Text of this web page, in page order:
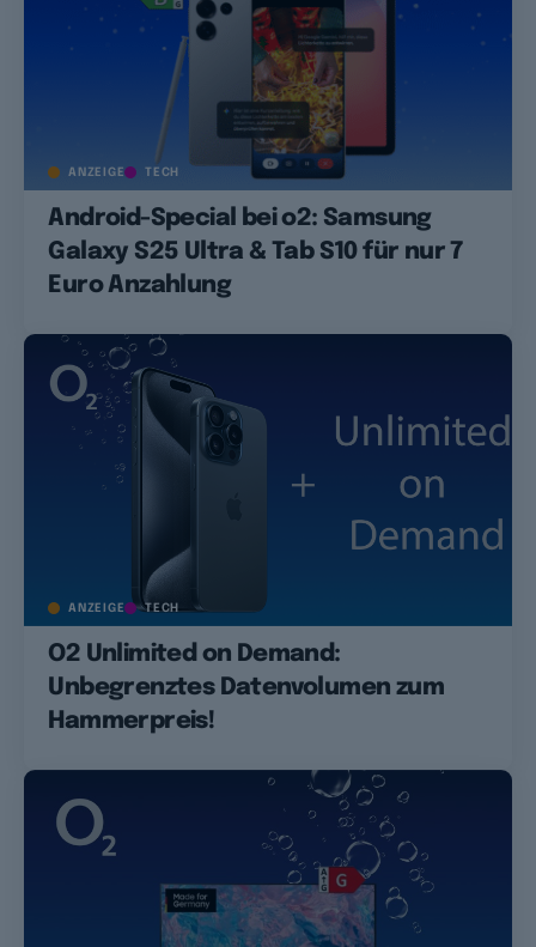
ANZEIGE TECH
Android-Special bei o2: Samsung
Galaxy S25 Ultra & Tab S10 für nur 7
Euro Anzahlung
ANZEIGE TECH
O2 Unlimited on Demand:
Unbegrenztes Datenvolumen zum
Hammerpreis!